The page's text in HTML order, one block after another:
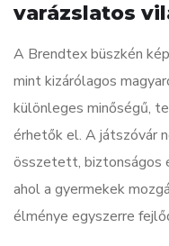
varázslatos
A Brendtex büszkén
mint kizárólagos
különleges minőségű,
érhetők el. A játszóvár
összetett, biztonságos
ahol a gyermekek
élménye egyszerre